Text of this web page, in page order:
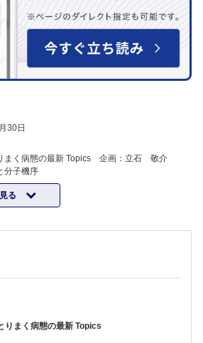
30日
まく病態の最新 Topics 企画：立石 敬介
分子機序
からみた胆道前癌病変の病理～胆道腫瘍の深達
て～
的特徴
る
りまく病態の最新 Topics